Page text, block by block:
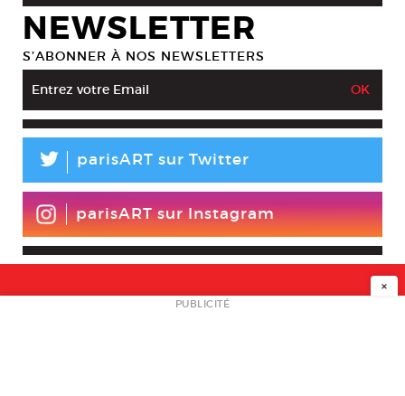
NEWSLETTER
S’ABONNER À NOS NEWSLETTERS
L parisART sur Twitter
parisART sur Instagram
NEWSLETTER
×
PUBLICITÉ